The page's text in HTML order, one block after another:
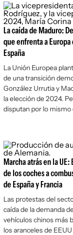
La caída de Maduro:
que enfrenta a
España
La Unión Europea
de una transición
González Urrutia y
la elección de 2024.
disputan por lo mismo
Marcha atrás en la
de los coches a
de España y Francia
Las protestas del
caída de la demanda
vehículos chinos más
los aranceles de